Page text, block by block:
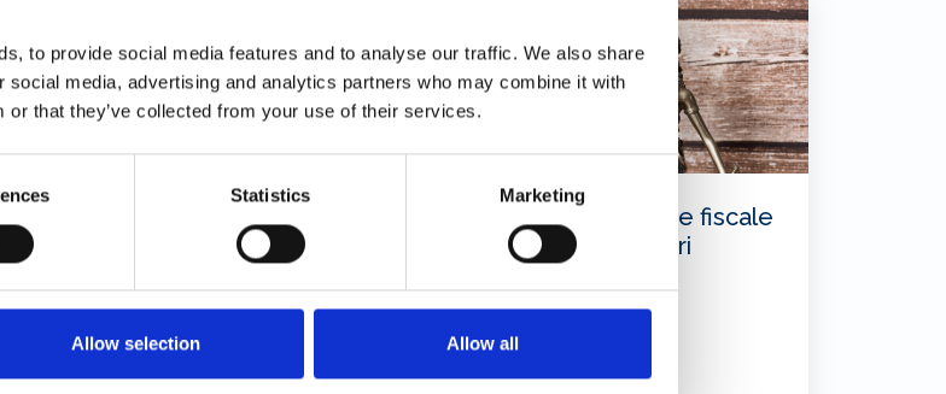
to provide social media features and to analyse our traffic. We also share
media, advertising and analytics partners who may combine it with
or that they’ve collected from your use of their services.
Statistics Marketing
Allow selection Allow all
ETS: cosa cambia con
la proposta di
Commissione Ue per
il settore del
Nuovo regime fiscale
per i lavoratori